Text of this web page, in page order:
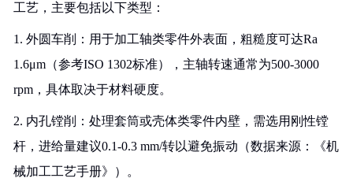
工艺，主要包括以下类型：
1. 外圆车削：用于加工轴类零件外表面，粗糙度可达Ra
1.6μm（参考ISO 1302标准），主轴转速通常为500-3000
rpm，具体取决于材料硬度。
2. 内孔镗削：处理套筒或壳体类零件内壁，需选用刚性镗
杆，进给量建议0.1-0.3 mm/转以避免振动（数据来源：《机
械加工工艺手册》）。